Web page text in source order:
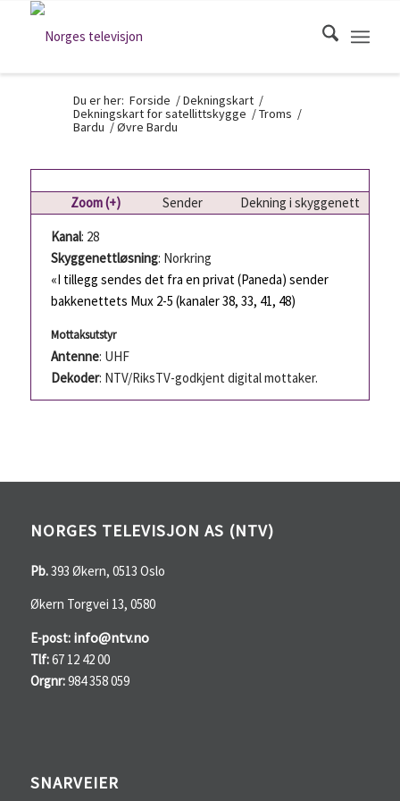
Du er her: Forside /Dekningskart /
Dekningskart for satellittskygge /Troms /
Bardu /Øvre Bardu
Zoom (+) Sender
Dekning i skyggenett
Kanal: 28
Skyggenettløsning: Norkring
«I tillegg sendes det fra en privat (Paneda) sender
bakkenettets Mux 2-5 (kanaler 38, 33, 41, 48)
Mottaksutstyr
Antenne: UHF
Dekoder: NTV/RiksTV-godkjent digital mottaker.
NORGES TELEVISJON AS (NTV)
Pb.393 Økern, 0513 Oslo
Økern Torgvei 13, 0580
E-post: info@ntv.no
Tlf:67 12 42 00
Orgnr:984 358 059
SNARVEIER